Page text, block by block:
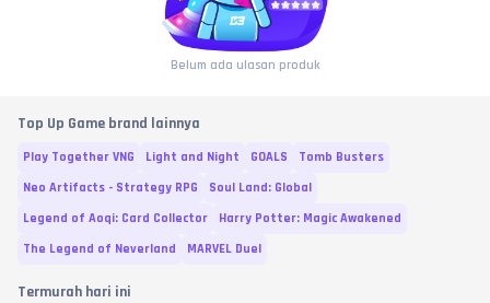
Belum ada ulasan produk
Top Up Game brand lainnya
Play Together VNG Light and Night GOALS
Tomb Busters
Neo Artifacts - Strategy RPG
Soul Land: Global
Legend of Aoqi: Card Collector
Harry Potter: Magic Awakened
The Legend of Neverland
MARVEL Duel
Termurah hari ini